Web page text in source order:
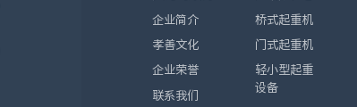
企业简介
孝善文化
企业荣誉
联系我们
桥式起重机
门式起重机
轻小型起重
设备